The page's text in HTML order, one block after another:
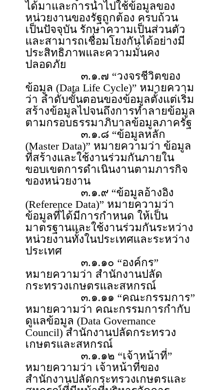
ได้มาและการนำไปใช้ข้อมูลของ
หน่วยงานของรัฐถูกต้อง ครบถ้วน
เป็นปัจจุบัน รักษาความเป็นส่วนตัว
และสามารถเชื่อมโยงกันได้อย่างมี
ประสิทธิภาพและความมั่นคง
ปลอดภัย
๓.๑.๗ “วงจรชีวิตของ
ข้อมูล (Data Life Cycle)” หมายความ
ว่า ลำดับขั้นตอนของข้อมูลตั้งแต่เริ่ม
สร้างข้อมูลไปจนถึงการทำลายข้อมูล
ตามกรอบธรรมาภิบาลข้อมูลภาครัฐ
๓.๑.๘ “ข้อมูลหลัก
(Master Data)” หมายความว่า ข้อมูล
ที่สร้างและใช้งานร่วมกันภายใน
ขอบเขตการดำเนินงานตามภารกิจ
ของหน่วยงาน
๓.๑.๙ “ข้อมูลอ้างอิง
(Reference Data)” หมายความว่า
ข้อมูลที่ได้มีการกำหนด ให้เป็น
มาตรฐานและใช้งานร่วมกันระหว่าง
หน่วยงานทั้งในประเทศและระหว่าง
ประเทศ
๓.๑.๑๐ “องค์กร”
หมายความว่า สำนักงานปลัด
กระทรวงเกษตรและสหกรณ์
๓.๑.๑๑ “คณะกรรมการ”
หมายความว่า คณะกรรมการกำกับ
ดูแลข้อมูล (Data Governance
Council) สำนักงานปลัดกระทรวง
เกษตรและสหกรณ์
๓.๑.๑๒ “เจ้าหน้าที่”
หมายความว่า เจ้าหน้าที่ของ
สำนักงานปลัดกระทรวงเกษตรและ